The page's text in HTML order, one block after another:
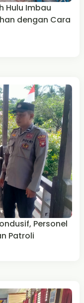
Hulu Imbau
dengan Cara
Personel
Patroli